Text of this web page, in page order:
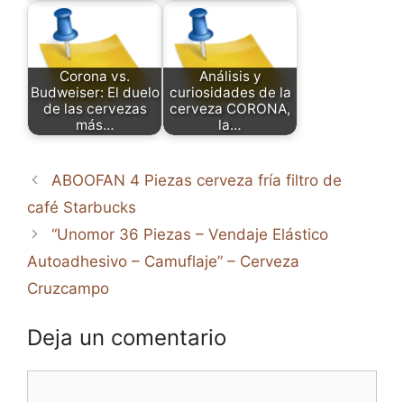
Corona vs.
Budweiser: El duelo
de las cervezas
más…
Análisis y
curiosidades de la
cerveza CORONA,
la…
ABOOFAN 4 Piezas cerveza fría filtro de
café Starbucks
“Unomor 36 Piezas – Vendaje Elástico
Autoadhesivo – Camuflaje” – Cerveza
Cruzcampo
Deja un comentario